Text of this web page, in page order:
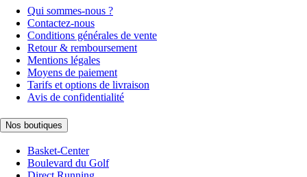
Qui sommes-nous ?
Contactez-nous
Conditions générales de vente
Retour & remboursement
Mentions légales
Moyens de paiement
Tarifs et options de livraison
Avis de confidentialité
Nos boutiques
Basket-Center
Boulevard du Golf